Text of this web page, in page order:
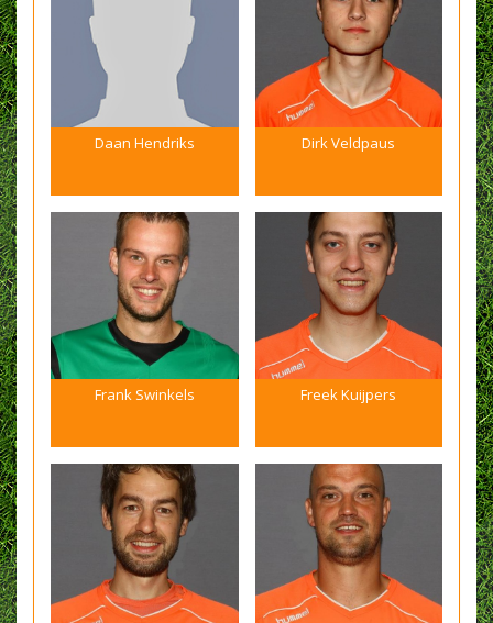
Daan Hendriks Dirk Veldpaus
Frank Swinkels Freek Kuijpers